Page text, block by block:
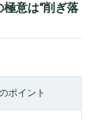
意は“削ぎ落
ポイント